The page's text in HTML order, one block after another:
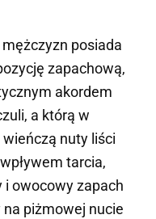
posiada
zapachową,
akordem
a którą w
nuty liści
tarcia,
i owocowy zapach
piżmowej nucie